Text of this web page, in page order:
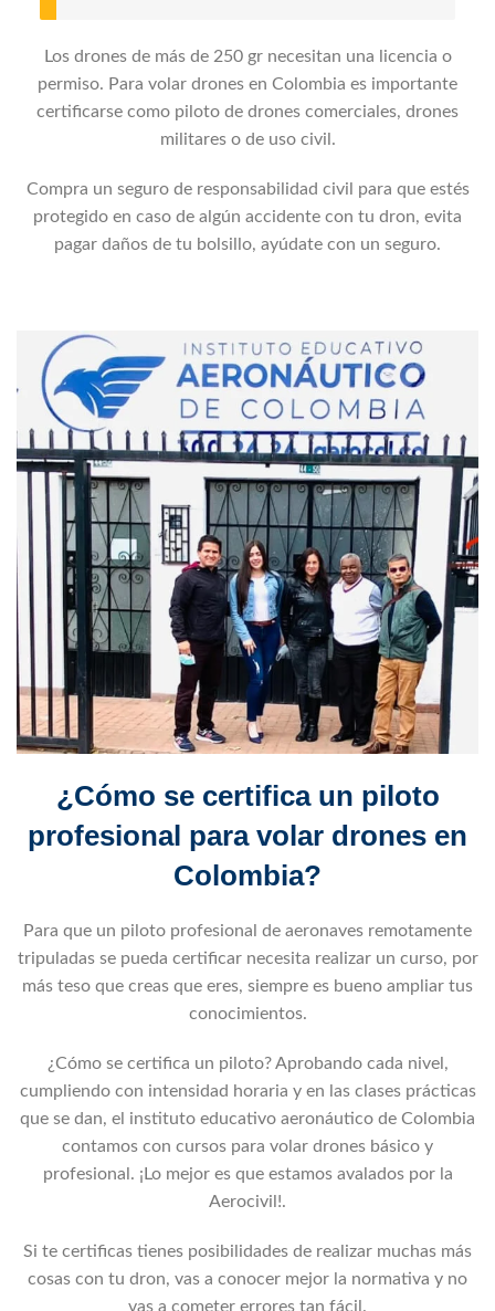
Los drones de más de 250 gr necesitan una licencia o
permiso. Para volar drones en Colombia es importante
certificarse como piloto de drones comerciales, drones
militares o de uso civil.
Compra un seguro de responsabilidad civil para que estés
protegido en caso de algún accidente con tu dron, evita
pagar daños de tu bolsillo, ayúdate con un seguro.
¿Cómo se certifica un piloto
profesional para volar drones en
Colombia?
Para que un piloto profesional de aeronaves remotamente
tripuladas se pueda certificar necesita realizar un curso, por
más teso que creas que eres, siempre es bueno ampliar tus
conocimientos.
¿Cómo se certifica un piloto? Aprobando cada nivel,
cumpliendo con intensidad horaria y en las clases prácticas
que se dan, el instituto educativo aeronáutico de Colombia
contamos con cursos para volar drones básico y
profesional. ¡Lo mejor es que estamos avalados por la
Aerocivil!.
Si te certificas tienes posibilidades de realizar muchas más
cosas con tu dron, vas a conocer mejor la normativa y no
vas a cometer errores tan fácil.